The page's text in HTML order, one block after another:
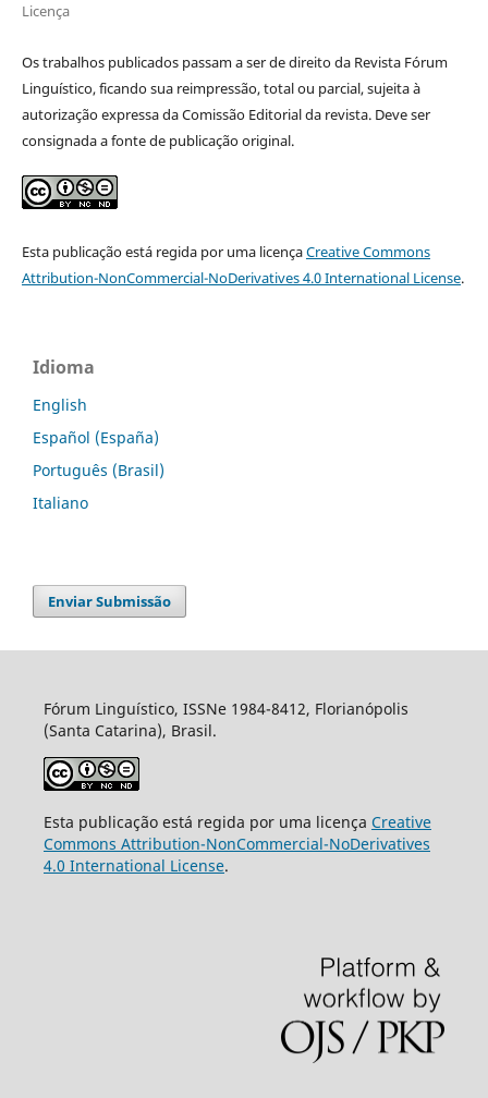
Licença
Os trabalhos publicados passam a ser de direito da Revista Fórum
Linguístico, ficando sua reimpressão, total ou parcial, sujeita à
autorização expressa da Comissão Editorial da revista. Deve ser
consignada a fonte de publicação original.
Esta publicação está regida por uma licençaCreative Commons
Attribution-NonCommercial-NoDerivatives 4.0 International License.
Idioma
English
Español (España)
Português (Brasil)
Italiano
Enviar Submissão
Fórum Linguístico, ISSNe 1984-8412, Florianópolis
(Santa Catarina), Brasil.
Esta publicação está regida por uma licença Creative
Commons Attribution-NonCommercial-NoDerivatives
4.0 International License.